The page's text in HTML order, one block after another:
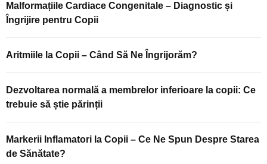
Malformațiile Cardiace Congenitale – Diagnostic și
Îngrijire pentru Copii
Aritmiile la Copii – Când Să Ne Îngrijorăm?
Dezvoltarea normală a membrelor inferioare la copii: Ce
trebuie să știe părinții
Markerii Inflamatori la Copii – Ce Ne Spun Despre Starea
de Sănătate?